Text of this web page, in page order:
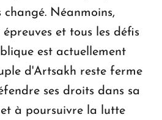
Néanmoins,
et tous les défis
est actuellement
d'Artsakh reste ferme
ses droits dans sa
à poursuivre la lutte